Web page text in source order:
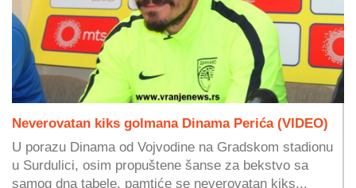
Neverovatan kiks golmana Dinama Perića (VIDEO)
U porazu Dinama od Vojvodine na Gradskom stadionu
u Surdulici, osim propuštene šanse za bekstvo sa
samog dna tabele, pamtiće se neverovatan kiks...